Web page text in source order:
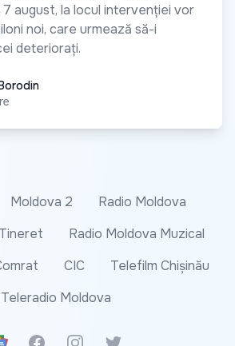
7 august, la locul intervenției vor
noi, care urmează să-i
deteriorați.
Moldova 2
Radio Moldova
Radio Moldova Muzical
CIC
Telefilm Chișinău
Teleradio Moldova
News
FacebookInstagramTwitter